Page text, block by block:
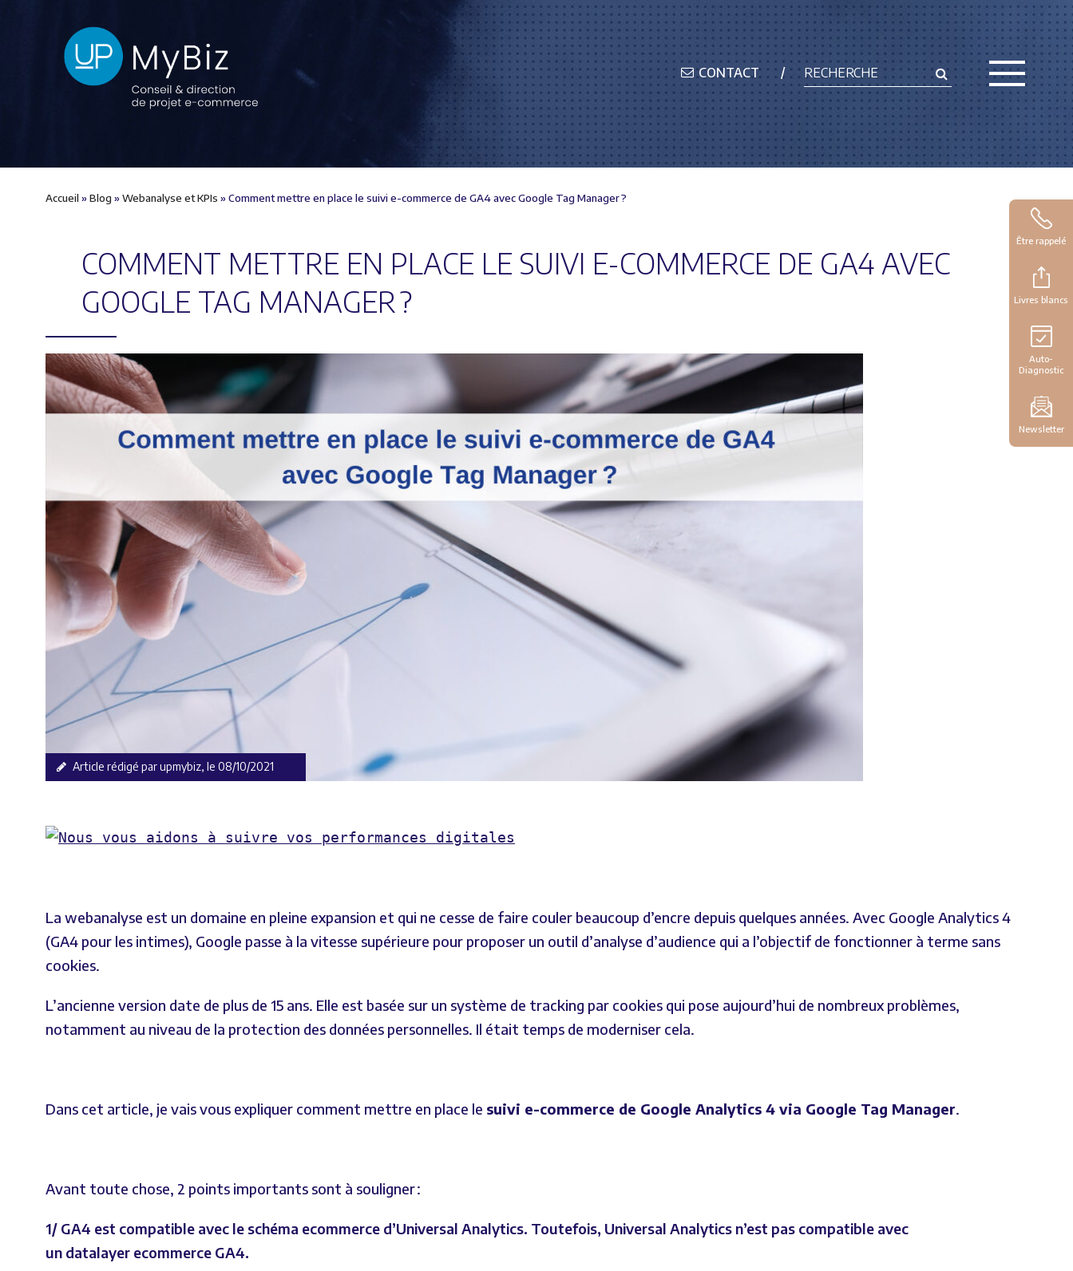
CONTACT
Accueil »Blog »Webanalyse et KPIs »Comment mettre en place le suivi e-commerce de GA4 avec Google Tag Manager ?
COMMENT METTRE EN PLACE LE SUIVI E-COMMERCE DE GA4 AVEC
GOOGLE TAG MANAGER ?
Article rédigé par upmybiz, le 08/10/2021
La webanalyse est un domaine en pleine expansion et qui ne cesse de faire couler beaucoup d’encre depuis quelques années. Avec Google Analytics 4
(GA4 pour les intimes), Google passe à la vitesse supérieure pour proposer un outil d’analyse d’audience qui a l’objectif de fonctionner à terme sans
cookies.
L’ancienne version date de plus de 15 ans. Elle est basée sur un système de tracking par cookies qui pose aujourd’hui de nombreux problèmes,
notamment au niveau de la protection des données personnelles. Il était temps de moderniser cela.
Dans cet article, je vais vous expliquer comment mettre en place le suivi e-commerce de Google Analytics 4 via Google Tag Manager.
Avant toute chose, 2 points importants sont à souligner :
1/ GA4 est compatible avec le schéma ecommerce d’Universal Analytics. Toutefois, Universal Analytics n’est pas compatible avec
un datalayer ecommerce GA4.
Être rappelé
Livres blancs
Auto-
Diagnostic
Newsletter